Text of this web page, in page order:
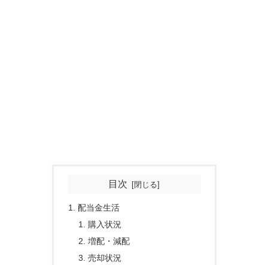
目次
配当金生活
購入状況
増配・減配
売却状況